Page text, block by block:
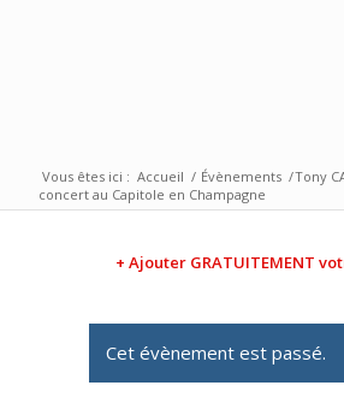
Vous êtes ici : Accueil / Évènements /Tony
concert au Capitole en Champagne
+ Ajouter GRATUITEMENT
Cet évènement est passé.